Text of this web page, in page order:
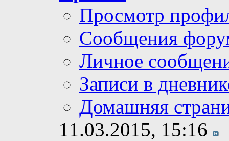
Просмотр
Сообщения
Личное
Записи в
Домашняя
11.03.2015, 15:16